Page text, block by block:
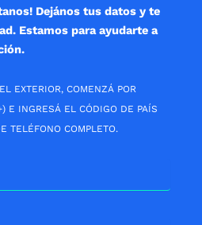
Dejános tus datos y te
Estamos para ayudarte a
EXTERIOR, COMENZÁ POR
E INGRESÁ EL CÓDIGO DE PAÍS
TELÉFONO COMPLETO.